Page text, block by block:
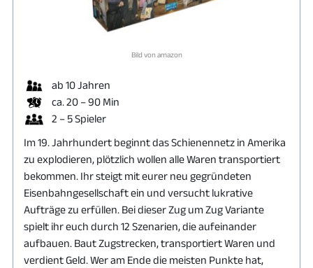
Bild von amazon
ab 10 Jahren
ca. 20 – 90 Min
2 – 5 Spieler
Im 19. Jahrhundert beginnt das Schienennetz in Amerika
zu explodieren, plötzlich wollen alle Waren transportiert
bekommen. Ihr steigt mit eurer neu gegründeten
Eisenbahngesellschaft ein und versucht lukrative
Aufträge zu erfüllen. Bei dieser Zug um Zug Variante
spielt ihr euch durch 12 Szenarien, die aufeinander
aufbauen. Baut Zugstrecken, transportiert Waren und
verdient Geld. Wer am Ende die meisten Punkte hat,